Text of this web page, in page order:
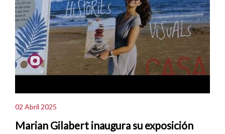
02 Abril 2025
Marian Gilabert inaugura su exposición